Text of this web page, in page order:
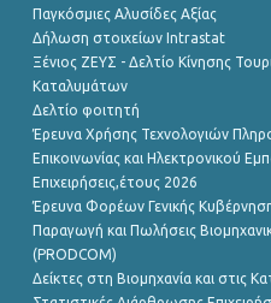
Παγκόσμιες Αλυσίδες Αξίας
Δήλωση στοιχείων Intrastat
Ξένιος ΖΕΥΣ - Δελτίο Κίνησης
Καταλυμάτων
Δελτίο φοιτητή
Έρευνα Χρήσης Τεχνολογιών
Επικοινωνίας και Ηλεκτρονικού
Επιχειρήσεις,έτους 2026
Έρευνα Φορέων Γενικής
Παραγωγή και Πωλήσεις
(PRODCOM)
Δείκτες στη Βιομηχανία και στις